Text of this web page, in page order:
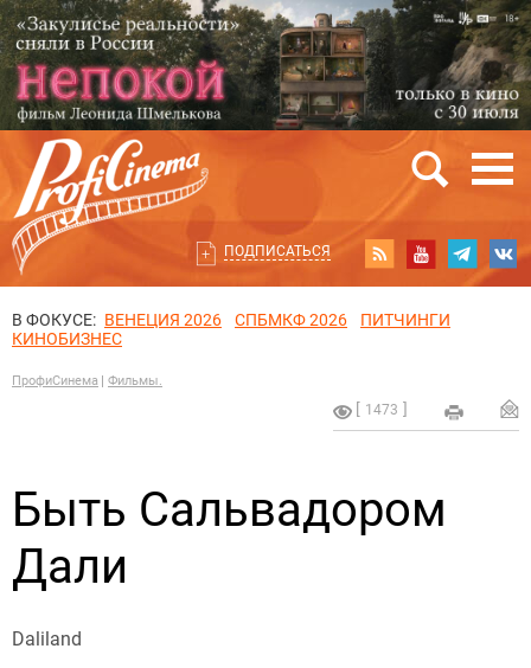
ПОДПИСАТЬСЯ
В ФОКУСЕ: ВЕНЕЦИЯ 2026 СПБМКФ 2026
ПИТЧИНГИ
КИНОБИЗНЕС
ПрофиСинема Фильмы.
1473
Быть Сальвадором
Дали
Daliland